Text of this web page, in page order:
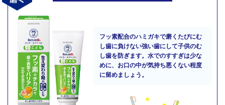
フッ素配合のハミガキで磨くたびにむ
し歯に負けない強い歯にして子供のむ
し歯を防ぎます。水でのすすぎは少な
めに、お口の中が気持ち悪くない程度
に留めましょう。